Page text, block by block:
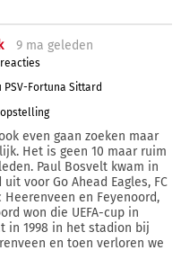
9 ma geleden
Fortuna Sittard
even gaan zoeken maar
Het is geen 10 maar ruim
Paul Bosvelt kwam in
voor Go Ahead Eagles, FC
Heerenveen en Feyenoord,
won die UEFA-cup in
in 1998 in het stadion bij
en toen verloren we